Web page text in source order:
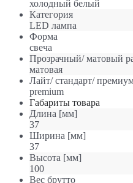
холодный белый
Категория
LED лампа
Форма
свеча
Прозрачный/ матовый
матовая
Лайт/ стандарт/
premium
Габариты товара
Длина [мм]
37
Ширина [мм]
37
Высота [мм]
100
Вес брутто